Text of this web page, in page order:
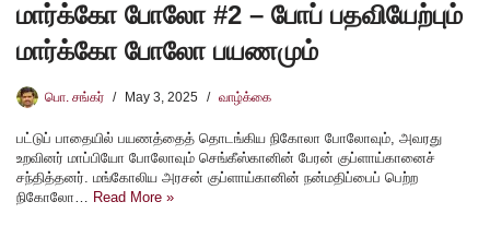
மார்க்கோ போலோ #2 – போப் பதவியேற்பும்
மார்க்கோ போலோ பயணமும்
பொ. சங்கர் May 3, 2025 வாழ்க்கை
பட்டுப் பாதையில் பயணத்தைத் தொடங்கிய நிகோலா போலோவும், அவரது
உறவினர் மாப்பியோ போலோவும் செங்கீஸ்கானின் பேரன் குப்ளாய்கானைச்
சந்தித்தனர். மங்கோலிய அரசன் குப்ளாய்கானின் நன்மதிப்பைப் பெற்ற
நிகோலோ…
Read More »